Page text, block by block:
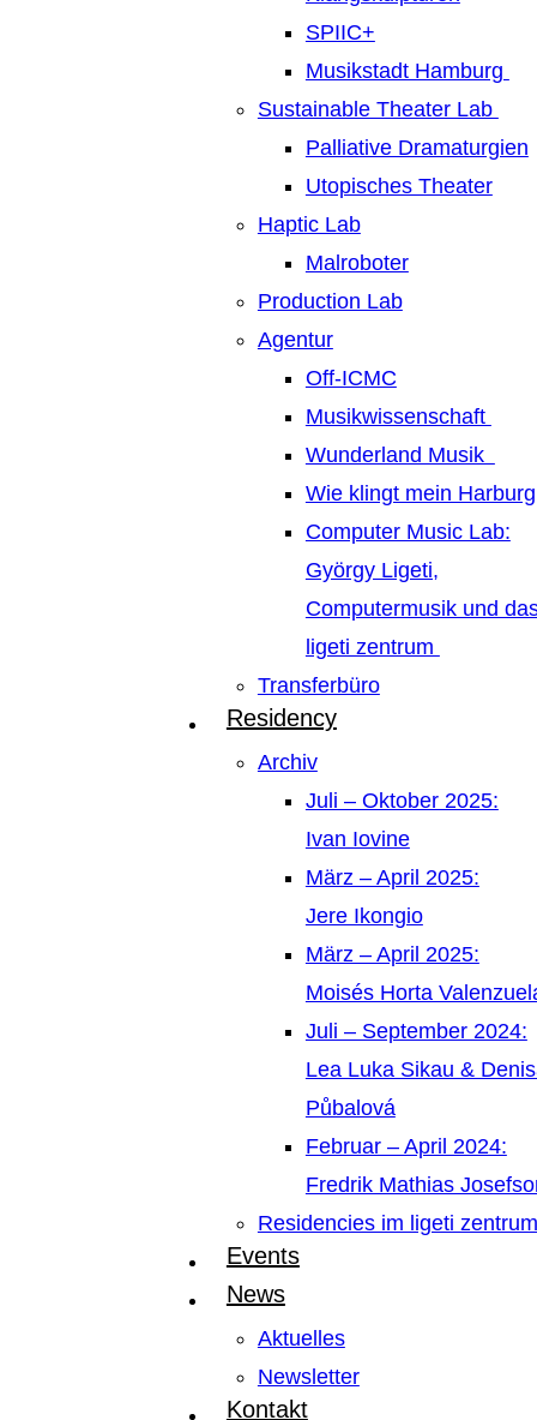
SPIIC+
Musikstadt Hamburg
Sustainable Theater Lab
Palliative Dramaturgien
Utopisches Theater
Haptic Lab
Malroboter
Production Lab
Agentur
Off-ICMC
Musikwissenschaft
Wunderland Musik
Wie klingt mein Harburg
Computer Music Lab:
György Ligeti,
Computermusik und
ligeti zentrum
Transferbüro
Residency
Archiv
Juli – Oktober 2025:
Ivan Iovine
März – April 2025:
Jere Ikongio
März – April 2025:
Moisés Horta
Juli – September 2024:
Lea Luka Sikau &
Půbalová
Februar – April 2024:
Fredrik Mathias
Residencies im ligeti zentrum
Events
News
Aktuelles
Newsletter
Kontakt